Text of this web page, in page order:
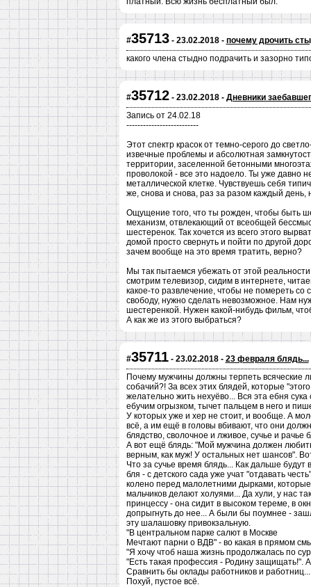
#35713- 23.02.2018 - почему дрочить
какого члена стыдно подрачить и зазорно
#35712- 23.02.2018 - Дневники
Запись от 24.02.18
--------------------------
Этот спектр красок от темно-серого до
извечные проблемы и абсолютная
территории, заселенной бетонными
проволокой - все это надоело. Ты уже давно
металлической клетке. Чувствуешь себя
же, снова и снова, раз за разом каждый
Ощущение того, что ты рожден, чтобы быть
механизм, отвлекающий от всеобщей
шестеренок. Так хочется из всего этого
домой просто свернуть и пойти по другой
зачем вообще на это время тратить, верно?
Мы так пытаемся убежать от этой
смотрим телевизор, сидим в интернете,
какое-то развлечение, чтобы не помереть со
свободу, нужно сделать невозможное. Нам
шестеренкой. Нужен какой-нибудь фильм,
А как же из этого выбраться?
#35711- 23.02.2018 - 23 февраля блядь...
Почему мужчины должны терпеть всяческие
собачий?! За всех этих блядей, которые
желательно жить нехуёво... Вся эта ебня
ебучим огрызком, тычет пальцем в него и
У которых уже и хер не стоит, и вообще. А
всё, а им ещё в головы вбивают, что они
блядство, сволочное и лживое, сучье и рачье
А вот ещё блядь: "Мoй мужчина должен
верным, как муж! У остальных нет шансов".
Что за сучье время блядь... Как дальше будут
бля - с детского сада уже учат "отдавать
колено перед малолетними дырками, которые
мальчиков делают холуями... Да хули, у нас
принцессу - она сидит в высоком тереме, в
допрыгнуть до нее... А были бы поумнее -
эту шалашовку привокзальную.
"В центральном парке салют в Москве
Мечтают парни о ВДВ" - во какая в прямом
"Я хочу чтоб наша жизнь продолжалась по
"Есть такая профессия - Родину защищать!".
Сравнить бы оклады работников и работниц...
Похуй, пустое всё.